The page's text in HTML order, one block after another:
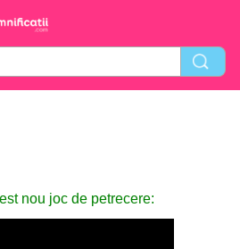
nou joc de petrecere: